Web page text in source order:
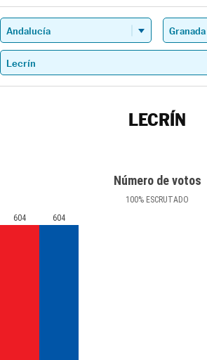
LECRÍN
Número de votos
100% ESCRUTADO
604 604